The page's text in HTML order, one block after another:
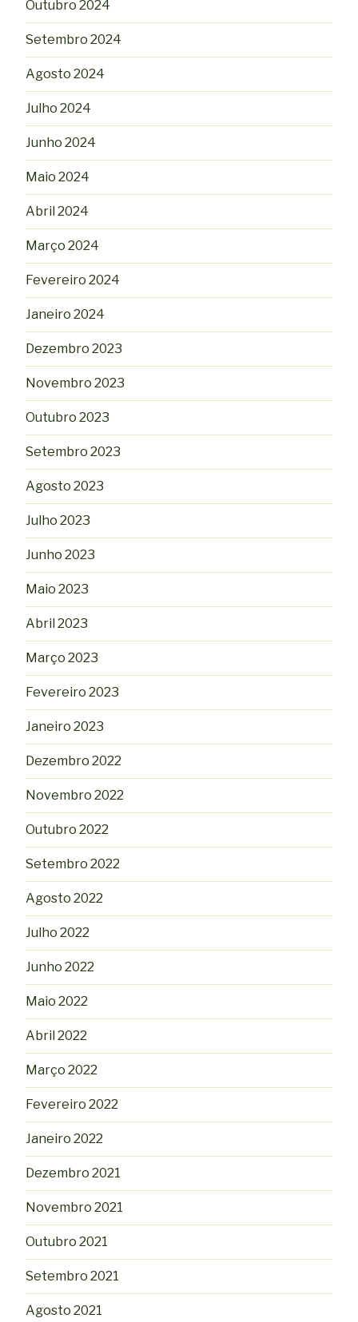
Outubro 2024
Setembro 2024
Agosto 2024
Julho 2024
Junho 2024
Maio 2024
Abril 2024
Março 2024
Fevereiro 2024
Janeiro 2024
Dezembro 2023
Novembro 2023
Outubro 2023
Setembro 2023
Agosto 2023
Julho 2023
Junho 2023
Maio 2023
Abril 2023
Março 2023
Fevereiro 2023
Janeiro 2023
Dezembro 2022
Novembro 2022
Outubro 2022
Setembro 2022
Agosto 2022
Julho 2022
Junho 2022
Maio 2022
Abril 2022
Março 2022
Fevereiro 2022
Janeiro 2022
Dezembro 2021
Novembro 2021
Outubro 2021
Setembro 2021
Agosto 2021